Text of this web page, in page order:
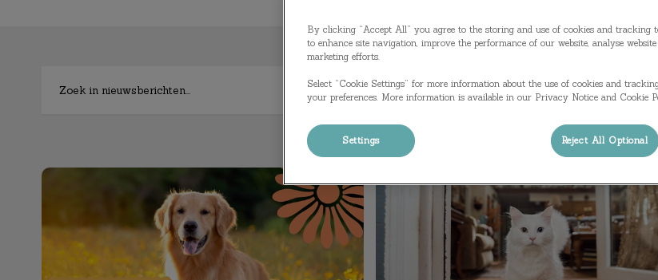
Filteren
De zomerchecklist voor je huisdier
By clicking “Accept All” you agree to the storing and use of cookies and tracking
to enhance site navigation, improve the performance of our website, analyse
marketing efforts.
Select “Cookie Settings” for more information about the use of cookies and
your preferences. More information is available in our Privacy Notice and Cookie
Settings Reject All Optional